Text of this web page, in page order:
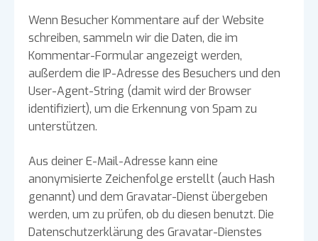
Wenn Besucher Kommentare auf der Website
schreiben, sammeln wir die Daten, die im
Kommentar-Formular angezeigt werden,
außerdem die IP-Adresse des Besuchers und den
User-Agent-String (damit wird der Browser
identifiziert), um die Erkennung von Spam zu
unterstützen.
Aus deiner E-Mail-Adresse kann eine
anonymisierte Zeichenfolge erstellt (auch Hash
genannt) und dem Gravatar-Dienst übergeben
werden, um zu prüfen, ob du diesen benutzt. Die
Datenschutzerklärung des Gravatar-Dienstes